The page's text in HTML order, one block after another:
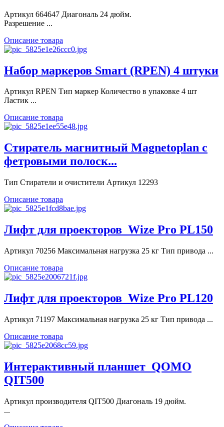
Артикул 664647 Диагональ 24 дюйм.
Разрешение ...
Описание товара
Набор маркеров Smart (RPEN) 4 штуки
Артикул RPEN Тип маркер Количество в упаковке 4 шт
Ластик ...
Описание товара
Стиратель магнитный Magnetoplan с
фетровыми полоск...
Тип Стиратели и очистители Артикул 12293
Описание товара
Лифт для проекторов_Wize Pro PL150
Артикул 70256 Максимальная нагрузка 25 кг Тип привода ...
Описание товара
Лифт для проекторов_Wize Pro PL120
Артикул 71197 Максимальная нагрузка 25 кг Тип привода ...
Описание товара
Интерактивный планшет_QOMO
QIT500
Артикул производителя QIT500 Диагональ 19 дюйм.
...